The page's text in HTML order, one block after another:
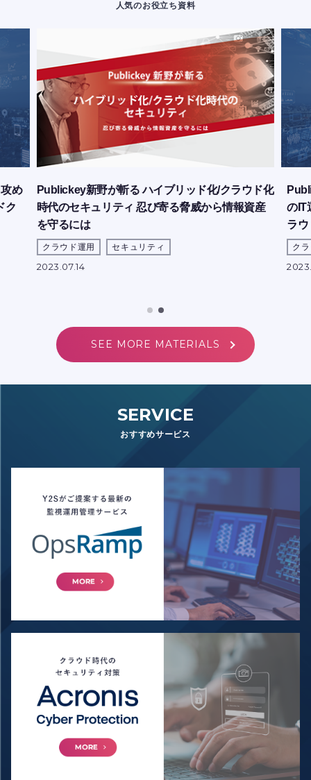
人気のお役立ち資料
め
ク
Publickey新野が斬る ハイブリッド化/クラウド化
時代のセキュリティ 忍び寄る脅威から情報資産
を守るには
クラウド運用 セキュリティ
2023.07.14
のIT
ラウ
ク
SEE MORE MATERIALS
SERVICE
おすすめサービス